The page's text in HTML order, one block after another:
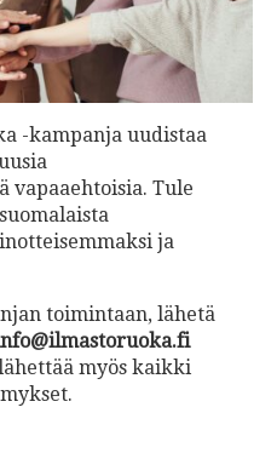
-kampanja uudistaa
vapaaehtoisia. Tule
ja
toimintaan, lähetä
myös kaikki